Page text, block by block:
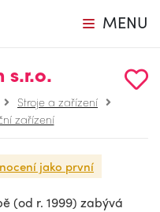
MENU
s.r.o.
Stroje a zařízení
zařízení
jako první
(od r. 1999) zabývá